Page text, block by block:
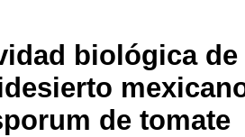
biológica
de tomate